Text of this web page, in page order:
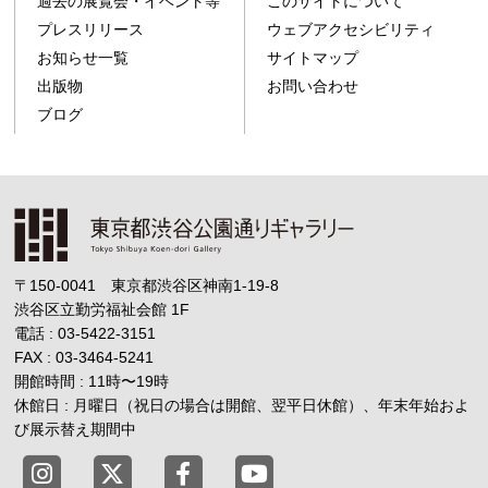
プレスリリース
お知らせ一覧
出版物
ブログ
ウェブアクセシビリティ
サイトマップ
お問い合わせ
〒150-0041 東京都渋谷区神南1-19-8
渋谷区立勤労福祉会館 1F
電話 : 03-5422-3151
FAX : 03-3464-5241
開館時間 : 11時〜19時
休館日 : 月曜日（祝日の場合は開館、翌平日休館）、年末年始およ
び展示替え期間中
東京都渋谷公園通りギャラリー X
東京都渋谷公園通りギャラリー
東京都渋谷公園通りギャ